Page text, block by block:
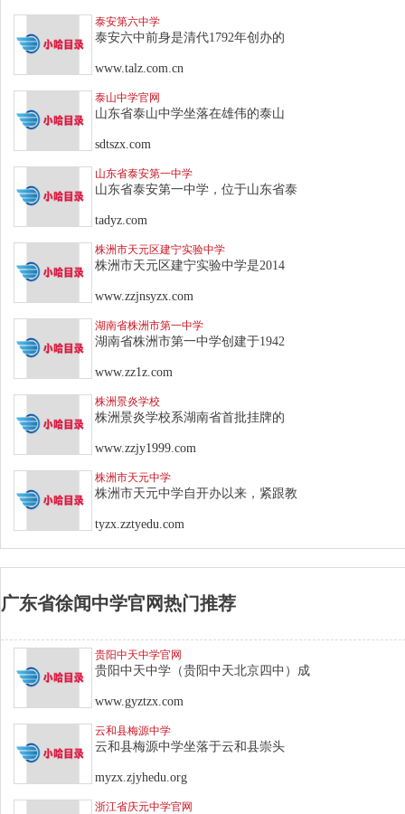
泰安第六中学
泰安六中前身是清代1792年创办的
www.talz.com.cn
泰山中学官网
山东省泰山中学坐落在雄伟的泰山
sdtszx.com
山东省泰安第一中学
山东省泰安第一中学，位于山东省泰
tadyz.com
株洲市天元区建宁实验中学
株洲市天元区建宁实验中学是2014
www.zzjnsyzx.com
湖南省株洲市第一中学
湖南省株洲市第一中学创建于1942
www.zz1z.com
株洲景炎学校
株洲景炎学校系湖南省首批挂牌的
www.zzjy1999.com
株洲市天元中学
株洲市天元中学自开办以来，紧跟教
tyzx.zztyedu.com
广东省徐闻中学官网热门推荐
贵阳中天中学官网
贵阳中天中学（贵阳中天北京四中）成
www.gyztzx.com
云和县梅源中学
云和县梅源中学坐落于云和县崇头
myzx.zjyhedu.org
浙江省庆元中学官网